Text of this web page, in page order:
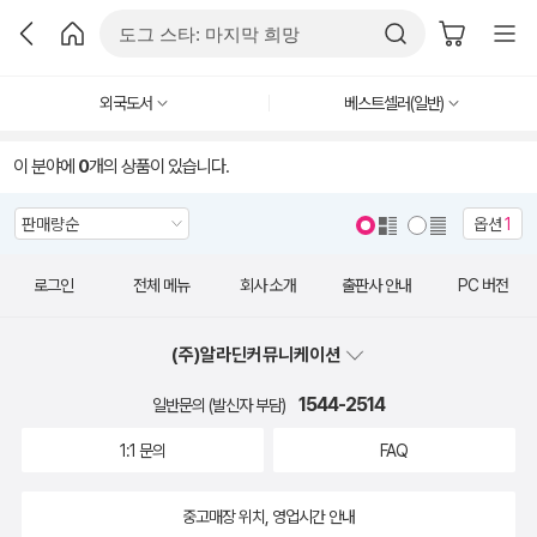
외국도서 베스트셀러(일반)
이 분야에 0개의 상품이 있습니다.
옵션1
로그인 전체 메뉴 회사 소개 출판사 안내 PC 버전
(주)알라딘커뮤니케이션
일반문의 (발신자 부담) 1544-2514
1:1 문의 FAQ
중고매장 위치, 영업시간 안내